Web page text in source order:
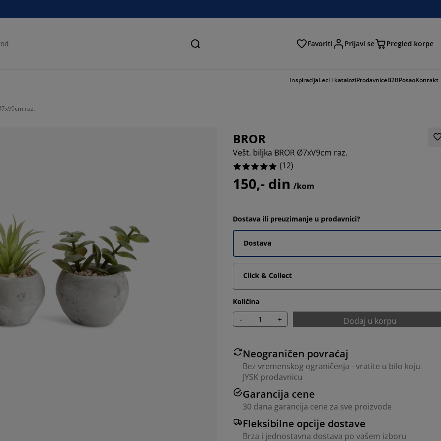
Pretraga Favoriti Prijavi se Pregled korpe
InspiracijaLeci i kataloziProdavniceB2BPosaoKontakt
raz.
BROR
Vešt. biljka BROR Ø7xV9cm raz.
(12)
150,- din /kom
Dostava ili preuzimanje u prodavnici?
Dostava
Click & Collect
Količina
- + Dodaj u korpu
Neograničen povraćaj
Bez vremenskog ograničenja - vratite u bilo koju
JYSK prodavnicu
Garancija cene
30 dana garancija cene za sve proizvode
Fleksibilne opcije dostave
Brza i jednostavna dostava po vašem izboru